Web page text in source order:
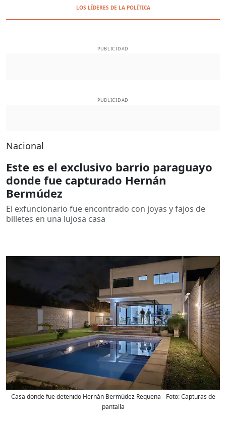
LOS LÍDERES DE LA POLÍTICA
PUBLICIDAD
PUBLICIDAD
Nacional
Este es el exclusivo barrio paraguayo
donde fue capturado Hernán
Bermúdez
El exfuncionario fue encontrado con joyas y fajos de
billetes en una lujosa casa
Casa donde fue detenido Hernán Bermúdez Requena - Foto:Capturas de
pantalla